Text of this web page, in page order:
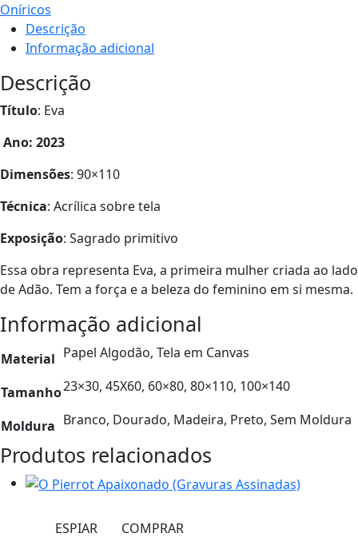
Oníricos
Descrição
Informação adicional
Descrição
Título: Eva
Ano: 2023
Dimensões: 90×110
Técnica: Acrílica sobre tela
Exposição: Sagrado primitivo
Essa obra representa Eva, a primeira mulher criada ao lado
de Adão. Tem a força e a beleza do feminino em si mesma.
Informação adicional
Material Papel Algodão, Tela em Canvas
Tamanho23×30, 45X60, 60×80, 80×110, 100×140
Moldura Branco, Dourado, Madeira, Preto, Sem Moldura
Produtos relacionados
ESPIAR COMPRAR